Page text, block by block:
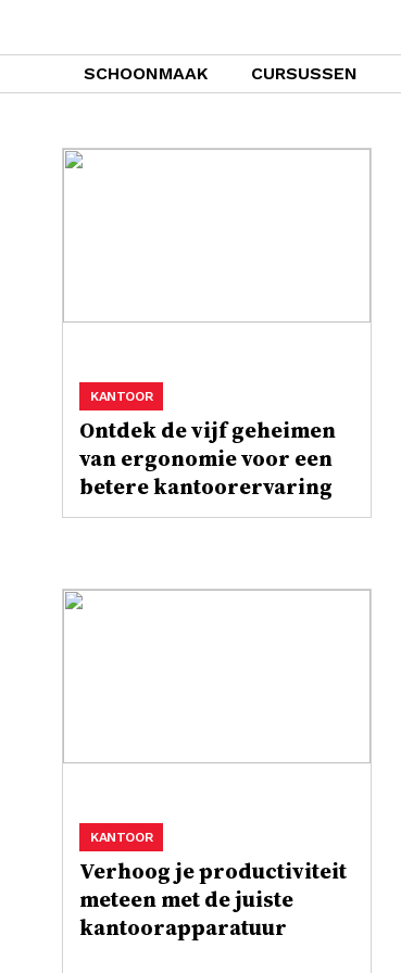
SCHOONMAAK CURSUSSEN
Ontdek de vijf geheimen
van ergonomie voor een
betere kantoorervaring
KANTOOR
Verhoog je productiviteit
meteen met de juiste
kantoorapparatuur
KANTOOR